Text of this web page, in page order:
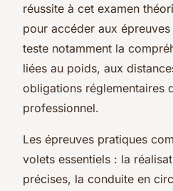
réussite à cet examen
pour accéder aux
teste notamment la
liées au poids, aux
obligations réglementaires
professionnel.
Les épreuves pratiques
volets essentiels : la
précises, la conduite en